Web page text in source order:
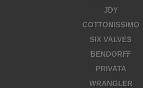
JDY
COTTONISSIMO
SIX VALVES
BENDORFF
PRIVATA
WRANGLER